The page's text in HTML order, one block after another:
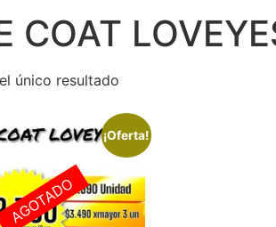
COAT
único resultado
¡Oferta!
AGOTADO